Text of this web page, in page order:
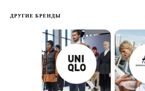
ДРУГИЕ БРЕНДЫ